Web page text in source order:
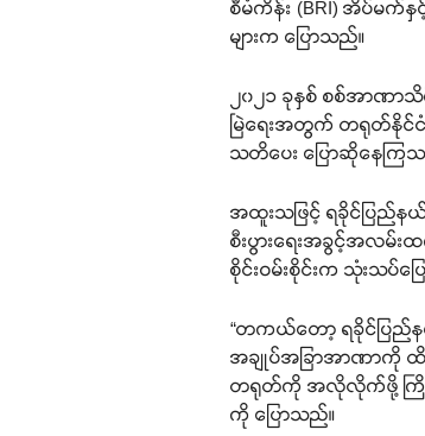
စီမံကိန်း (BRI) အိပ်မက်နှ
များက ပြောသည်။
၂၀၂၁ ခုနှစ် စစ်အာဏာသိ
မြဲရေးအတွက် တရုတ်နိုင်ငံ
သတိပေး ပြောဆိုနေကြ
အထူးသဖြင့် ရခိုင်ပြည်န
စီးပွားရေးအခွင့်အလမ်
စိုင်းဝမ်းစိုင်းက သုံးသပ်ပ
“တကယ်တော့ ရခိုင်ပြည်
အချုပ်အခြာအာဏာကို
တရုတ်ကို အလိုလိုက်ဖို့ ကြိုးပ
ကို ပြောသည်။